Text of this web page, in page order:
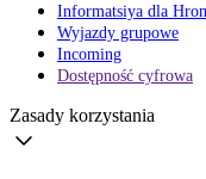
Informatsiya dla
Wyjazdy grupowe
Incoming
Dostępność cyfrowa
Zasady korzystania